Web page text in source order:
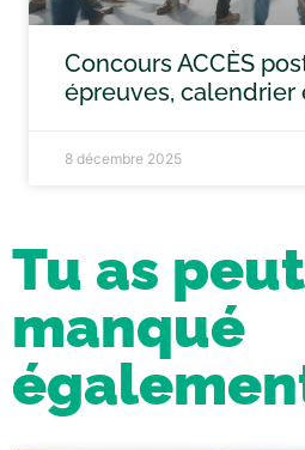
Concours ACCÈS
épreuves, calendrier
8 décembre 2025
Tu as
manqué